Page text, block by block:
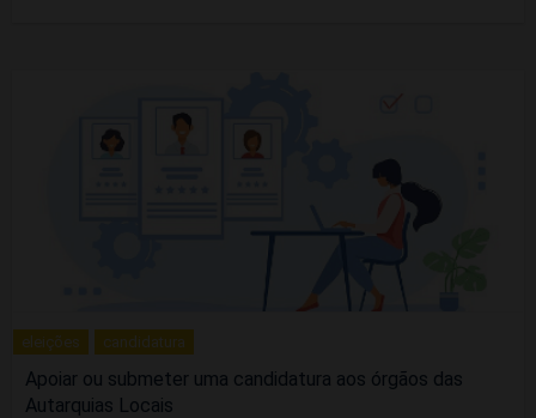
eleições candidatura
Apoiar ou submeter uma candidatura aos órgãos das
Autarquias Locais